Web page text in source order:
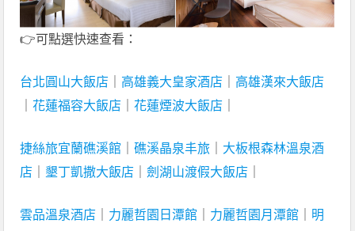
👉可點選快速查看：
台北圓山大飯店 高雄義大皇家酒店
高雄漢來大飯店
｜花蓮福容大飯店 ｜花蓮煙波大飯店
捷絲旅宜蘭礁溪館 ｜礁溪晶泉丰旅
大板根森林溫泉酒
店
墾丁凱撒大飯店 ｜劍湖山渡假大飯店
雲品溫泉酒店 力麗哲園日潭館 力麗哲園月潭館
明